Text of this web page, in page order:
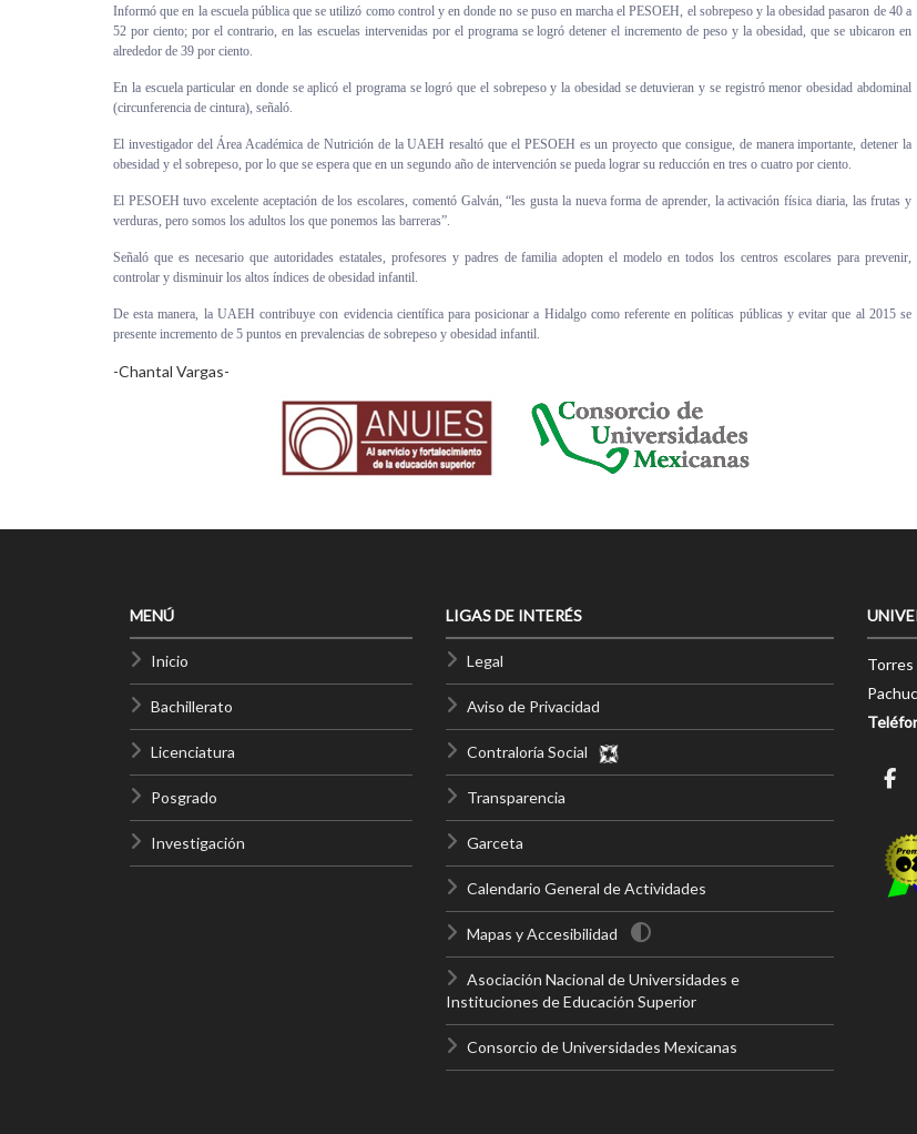
Informó que en la escuela pública que se utilizó como control y en donde no se puso en marcha el PESOEH, el sobrepeso y la obesidad pasaron de 40 a
52 por ciento; por el contrario, en las escuelas intervenidas por el programa se logró detener el incremento de peso y la obesidad, que se ubicaron en
alrededor de 39 por ciento.
En la escuela particular en donde se aplicó el programa se logró que el sobrepeso y la obesidad se detuvieran y se registró menor obesidad abdominal
(circunferencia de cintura), señaló.
El investigador del Área Académica de Nutrición de la UAEH resaltó que el PESOEH es un proyecto que consigue, de manera importante, detener la
obesidad y el sobrepeso, por lo que se espera que en un segundo año de intervención se pueda lograr su reducción en tres o cuatro por ciento.
El PESOEH tuvo excelente aceptación de los escolares, comentó Galván, “les gusta la nueva forma de aprender, la activación física diaria, las frutas y
verduras, pero somos los adultos los que ponemos las barreras”.
Señaló que es necesario que autoridades estatales, profesores y padres de familia adopten el modelo en todos los centros escolares para prevenir,
controlar y disminuir los altos índices de obesidad infantil.
De esta manera, la UAEH contribuye con evidencia científica para posicionar a Hidalgo como referente en políticas públicas y evitar que al 2015 se
presente incremento de 5 puntos en prevalencias de sobrepeso y obesidad infantil.
-Chantal Vargas-
MENÚ
Inicio
Bachillerato
Licenciatura
Posgrado
Investigación
LIGAS DE INTERÉS
Legal
Aviso de Privacidad
Contraloría Social
Transparencia
Garceta
Calendario General de Actividades
Mapas y Accesibilidad
Asociación Nacional de Universidades e
Instituciones de Educación Superior
Consorcio de Universidades Mexicanas
Torres